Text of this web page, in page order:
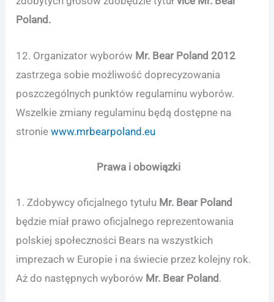
Poland.
12. Organizator wyborów Mr. Bear Poland 2012
zastrzega sobie możliwość doprecyzowania
poszczególnych punktów regulaminu wyborów.
Wszelkie zmiany regulaminu będą dostępne na
stroniewww.mrbearpoland.eu
Prawa i obowiązki
1. Zdobywcy oficjalnego tytułu Mr. Bear Poland
będzie miał prawo oficjalnego reprezentowania
polskiej społeczności Bears na wszystkich
imprezach w Europie i na świecie przez kolejny rok.
Aż do następnych wyborów Mr. Bear Poland .